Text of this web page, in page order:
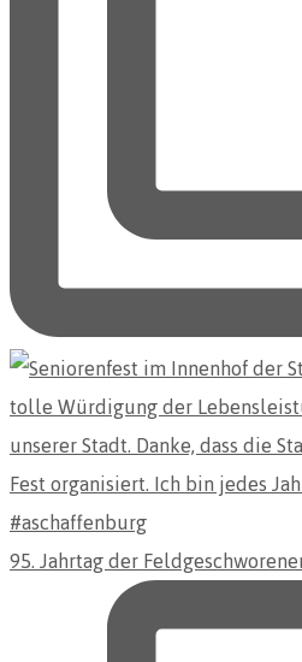
95. Jahrtag der